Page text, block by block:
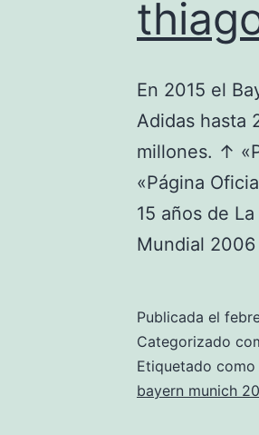
En 2015 el
Adidas hasta
millones. ↑
«Página
15 años de
Mundial
Publicada el
Categorizado
Etiquetado como
bayern munich